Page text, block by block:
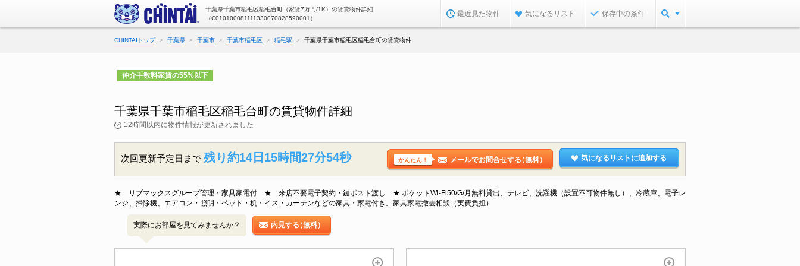
千葉県千葉市稲毛区稲毛台町（家賃7万円/1K）の賃貸物件詳細
（C010100081111330070828590001）
最近見た物件 気になるリスト 保存中の条件
CHINTAIトップ 千葉県 千葉市 千葉市稲毛区 稲毛駅 千葉県千葉市稲毛区稲毛台町の賃貸物件
仲介手数料家賃の55%以下
千葉県千葉市稲毛区稲毛台町の賃貸物件詳細
12時間以内に物件情報が更新されました
次回更新予定日まで 残り約14日15時間27分54秒 かんたん！ メールでお問合せする（無料） 気になるリストに追加する
★ リブマックスグループ管理・家具家電付 ★ 来店不要電子契約・鍵ポスト渡し ★ ポケットWi-Fi50/G/月無料貸出、テレビ、洗濯機（設置不可物件無し）、冷蔵庫、電子レ
ンジ、掃除機、エアコン・照明・ベット・机・イス・カーテンなどの家具・家電付き。家具家電撤去相談（実費負担）
実際にお部屋を見てみませんか？ 内見する（無料）